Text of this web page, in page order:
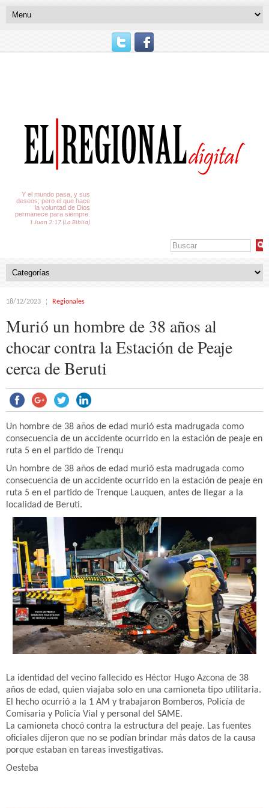
Y el mundo pasa, y sus
deseos; pero el que hace
la voluntad de Dios
permanece para siempre.
1 Juan 2:17 (La Biblia)
18/12/2023 Regionales
Murió un hombre de 38 años al
chocar contra la Estación de Peaje
cerca de Beruti
Un hombre de 38 años de edad murió esta madrugada como
consecuencia de un accidente ocurrido en la estación de peaje en
ruta 5 en el partido de Trenqu
Un hombre de 38 años de edad murió esta madrugada como
consecuencia de un accidente ocurrido en la estación de peaje en
ruta 5 en el partido de Trenque Lauquen, antes de llegar a la
localidad de Beruti.
La identidad del vecino fallecido es Héctor Hugo Azcona de 38
años de edad, quien viajaba solo en una camioneta tipo utilitaria.
El hecho ocurrió a la 1 AM y trabajaron Bomberos, Policía de
Comisaria y Policía Vial y personal del SAME.
La camioneta chocó contra la estructura del peaje. Las fuentes
oficiales dijeron que no se podían brindar más datos de la causa
porque estaban en tareas investigativas.
Oesteba